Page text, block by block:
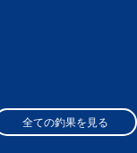
全ての釣果を見る